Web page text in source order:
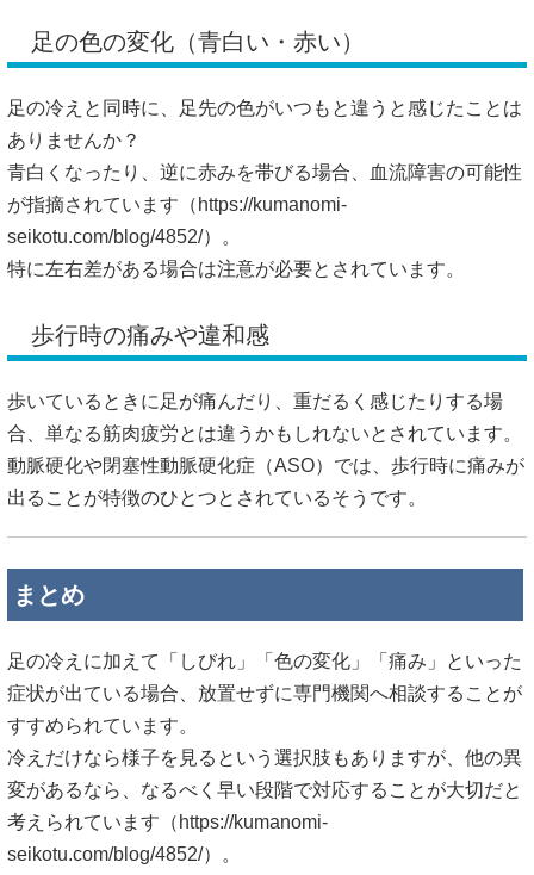
足の色の変化（青白い・赤い）
足の冷えと同時に、足先の色がいつもと違うと感じたことは
ありませんか？
青白くなったり、逆に赤みを帯びる場合、血流障害の可能性
が指摘されています（ https://kumanomi-
seikotu.com/blog/4852/）。
特に左右差がある場合は注意が必要とされています。
歩行時の痛みや違和感
歩いているときに足が痛んだり、重だるく感じたりする場
合、単なる筋肉疲労とは違うかもしれないとされています。
動脈硬化や閉塞性動脈硬化症（ASO）では、歩行時に痛みが
出ることが特徴のひとつとされているそうです。
まとめ
足の冷えに加えて「しびれ」「色の変化」「痛み」といった
症状が出ている場合、放置せずに専門機関へ相談することが
すすめられています。
冷えだけなら様子を見るという選択肢もありますが、他の異
変があるなら、なるべく早い段階で対応することが大切だと
考えられています（ https://kumanomi-
seikotu.com/blog/4852/）。